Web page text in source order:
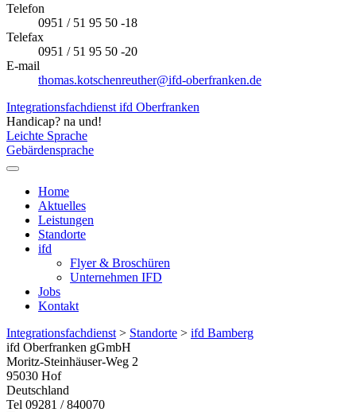
Telefon
0951 / 51 95 50 -18
Telefax
0951 / 51 95 50 -20
E-mail
thomas.kotschenreuther@ifd-oberfranken.de
Integrationsfachdienst ifd Oberfranken
Handicap? na und!
Leichte Sprache
Gebärdensprache
Home
Aktuelles
Leistungen
Standorte
ifd
Flyer & Broschüren
Unternehmen IFD
Jobs
Kontakt
Integrationsfachdienst > Standorte > ifd Bamberg
ifd Oberfranken gGmbH
Moritz-Steinhäuser-Weg 2
95030 Hof
Deutschland
Tel 09281 / 840070